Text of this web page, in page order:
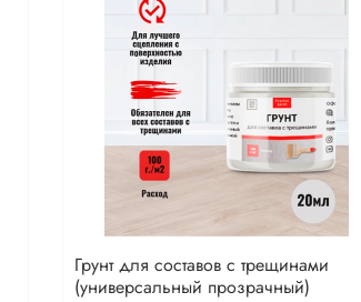
Грунт для составов с трещинами
(универсальный прозрачный)